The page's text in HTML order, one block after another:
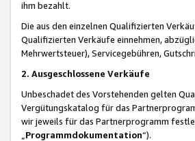
ihm bezahlt.
Die aus den einzelnen Qualifizierten
Qualifizierten Verkäufe einnehmen,
Mehrwertsteuer), Servicegebühren,
2. Ausgeschlossene Verkäufe
Unbeschadet des Vorstehenden gelten
Vergütungskatalog für das
wir jeweils für das Partnerprogramm
Programmdokumentation“).